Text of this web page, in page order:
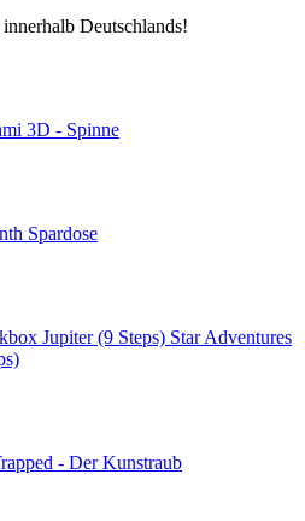
Deutschlands!
3D - Spinne
Spardose
Star Adventures
- Der Kunstraub